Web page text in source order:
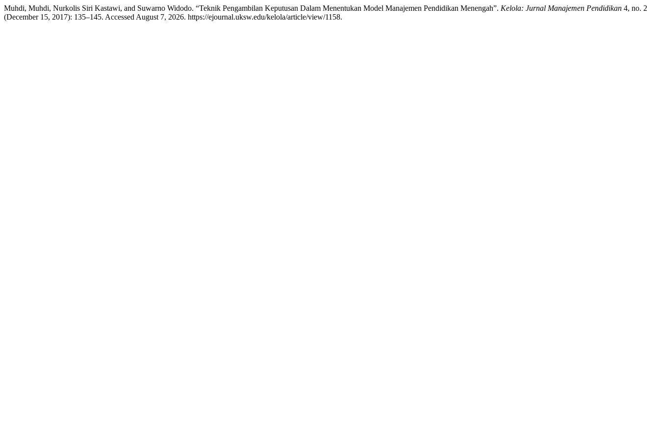
Muhdi, Muhdi, Nurkolis Siri Kastawi, and Suwarno Widodo. “Teknik Pengambilan Keputusan Dalam Menentukan Model Manajemen Pendidikan Menengah”. Kelola: Jurnal Manajemen Pendidikan 4, no. 2
(December 15, 2017): 135–145. Accessed August 7, 2026. https://ejournal.uksw.edu/kelola/article/view/1158.